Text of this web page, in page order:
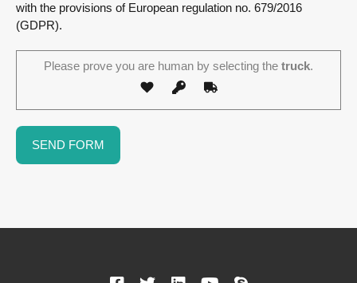
with the provisions of European regulation no. 679/2016
(GDPR).
Please prove you are human by selecting the truck.